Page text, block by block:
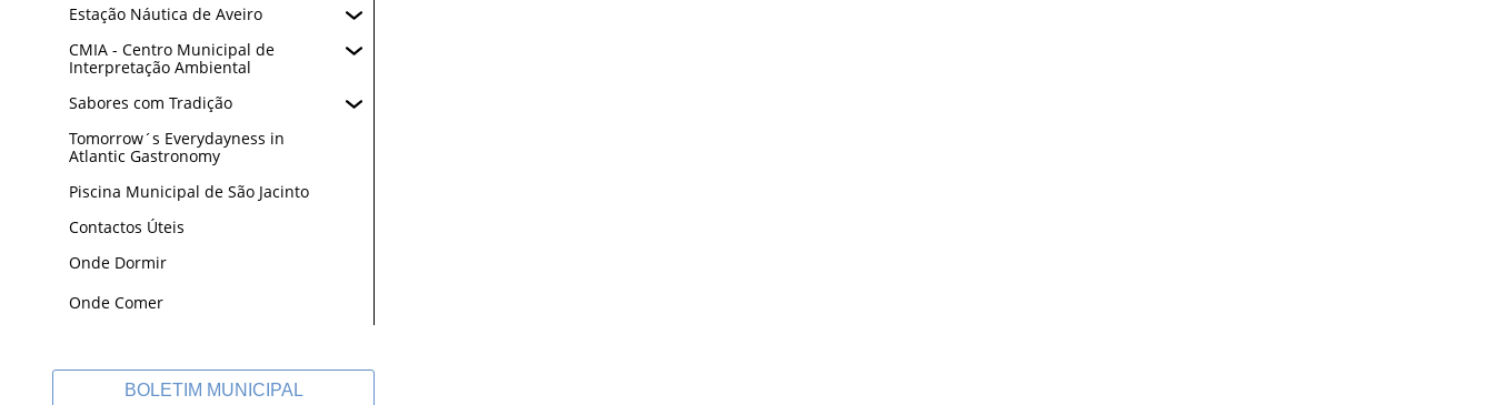
Estação Náutica de Aveiro
CMIA - Centro Municipal de
Interpretação Ambiental
Sabores com Tradição
Tomorrow´s Everydayness in
Atlantic Gastronomy
Piscina Municipal de São Jacinto
Contactos Úteis
Onde Dormir
Onde Comer
BOLETIM MUNICIPAL